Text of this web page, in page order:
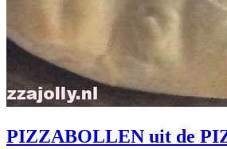
PIZZABOLLEN uit de